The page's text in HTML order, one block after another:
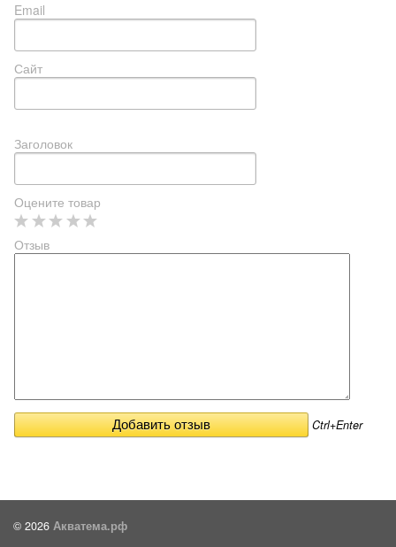
Email
Сайт
Заголовок
Оцените товар
Отзыв
Ctrl+Enter
© 2026 Акватема.рф